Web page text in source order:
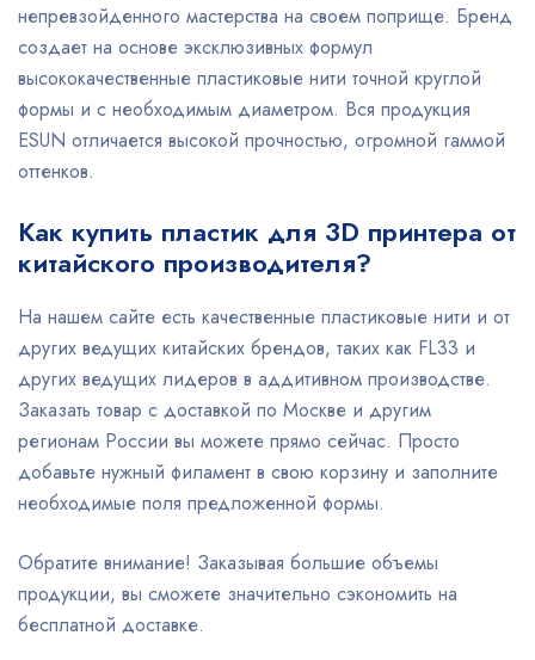
непревзойденного мастерства на своем поприще. Бренд
создает на основе эксклюзивных формул
высококачественные пластиковые нити точной круглой
формы и с необходимым диаметром. Вся продукция
ESUN отличается высокой прочностью, огромной гаммой
оттенков.
Как купить пластик для 3D принтера от
китайского производителя?
На нашем сайте есть качественные пластиковые нити и от
других ведущих китайских брендов, таких как FL33 и
других ведущих лидеров в аддитивном производстве.
Заказать товар с доставкой по Москве и другим
регионам России вы можете прямо сейчас. Просто
добавьте нужный филамент в свою корзину и заполните
необходимые поля предложенной формы.
Обратите внимание! Заказывая большие объемы
продукции, вы сможете значительно сэкономить на
бесплатной доставке.